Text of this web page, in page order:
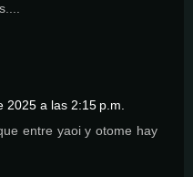
2025 a las 2:15 p.m.
entre yaoi y otome hay